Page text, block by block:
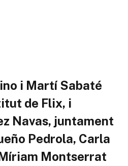
i Martí Sabaté
de Flix, i
Navas, juntament
Pedrola, Carla
Montserrat